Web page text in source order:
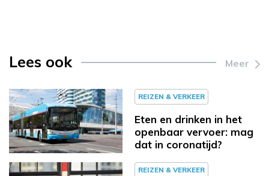
Lees ook Meer
REIZEN & VERKEER
Eten en drinken in het
openbaar vervoer: mag
dat in coronatijd?
REIZEN & VERKEER